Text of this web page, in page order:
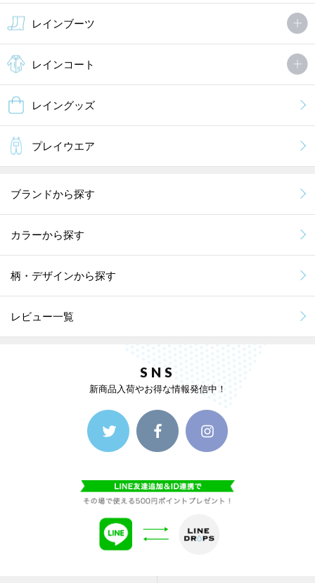
レインブーツ
レインコート
レイングッズ
プレイウエア
ブランドから探す
カラーから探す
柄・デザインから探す
レビュー一覧
SNS
新商品入荷やお得な情報発信中！